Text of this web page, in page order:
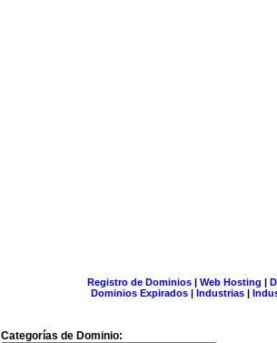
Registro de Dominios| Web Hosting |
Dominios Expirados | Industrias |
Categorías de Dominio: